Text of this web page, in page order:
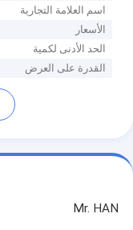
اسم العلامة التجارية
الأسعار
الحد الأدنى لكمية
القدرة على العرض
Mr. HAN